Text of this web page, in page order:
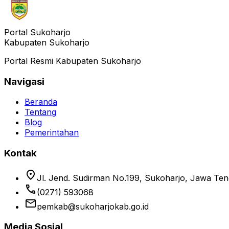
Portal Sukoharjo
Kabupaten Sukoharjo
Portal Resmi Kabupaten Sukoharjo
Navigasi
Beranda
Tentang
Blog
Pemerintahan
Kontak
location_on Jl. Jend. Sudirman No.199, Sukoharjo, Jawa
phone (0271) 593068
emailpemkab@sukoharjokab.go.id